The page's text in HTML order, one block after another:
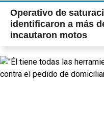
Operativo de
identificaron a más
incautaron motos